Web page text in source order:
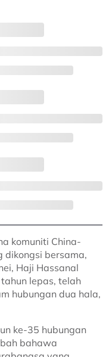
komuniti China-
dikongsi bersama,
Haji Hassanal
lepas, telah
hubungan dua hala,
ke-35 hubungan
bahawa